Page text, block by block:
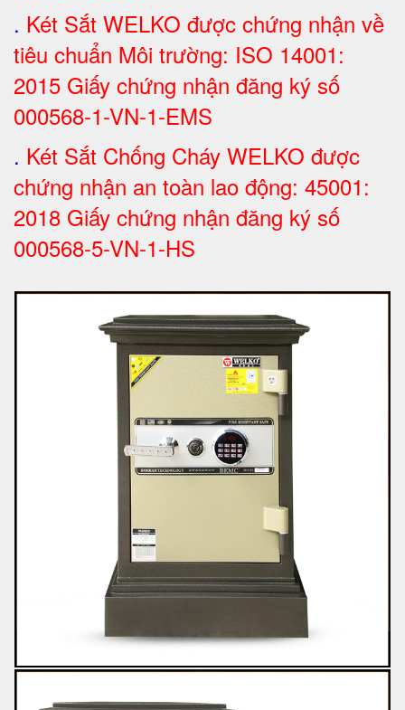
. Két Sắt WELKO được chứng nhận về
tiêu chuẩn Môi trường: ISO 14001:
2015 Giấy chứng nhận đăng ký số
000568-1-VN-1-EMS
. Két Sắt Chống Cháy WELKO được
chứng nhận an toàn lao động: 45001:
2018 Giấy chứng nhận đăng ký số
000568-5-VN-1-HS